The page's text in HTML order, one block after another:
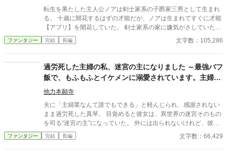
転生を果たした主人公ノアは剣士家系の子爵家三男として生まれ
る。 十歳に開花するはずの才能だが、ノアは生まれてすぐに才能
【アプリ】を開花していた。 剣士家系の家に嫌気がさしていた主
人公は、剣士系のアプリではなく【一秒クッキング】をインスト
ールし、好きな食べ物を食べ歩くと決意する。 十歳に才能なしと
花させて、実家から煙たがれるようになった。 紆余曲折から二人
は再び出会い、休息日を一緒に過ごすようになる。 十二歳になり
成人となったノアは晴れて（？）実家から追放され家を出ること
になった。 自由の身となったノアと家出元婚約者セレナと可愛ら
しい子犬は世界を歩き回りながら、美味しいご飯を食べまくる旅
を始める。 その旅はやがて色んな国の色んな事件に巻き込まれる
のだが、この物語はまだ始まったばかりだ。 ※ファンタジーカッ
プ用に書き下ろし作品となります。アルファポリス優先投稿とな
っております。
ファンタジー 完結 長編 文字数：105,286
過労死した主婦の私、迷宮の主になりました ～最強バフ
飯で、もふもふとイケメンに溺愛されています。主婦業
を笑った夫は今さら後悔しても遅い～
他力本願寺
夫に「主婦業なんて誰でもできる」と軽んじられ、感謝されない
まま過労死した真琴。 目覚めると彼女は、異世界の迷宮そのもの
を司る“迷宮の主”になっていた。 外には出られないけれど、彼女
の家庭料理は最強のバフ飯。傷ついた冒険者たちを救ううち、白
いもふもふと美形たちに囲まれ、やがて彼女の食堂は“帰る場
ファンタジー 完結 長編 文字数：66,429